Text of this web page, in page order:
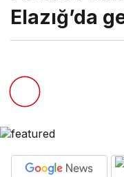
Elazığ’da